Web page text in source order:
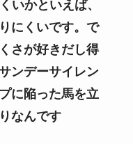
いかといえば、
にくいです。で
さが好きだし得
ンデーサイレン
に陥った馬を立
なんです